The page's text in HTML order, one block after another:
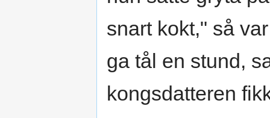
snart kokt," så
ga tål en stund,
kongsdatteren